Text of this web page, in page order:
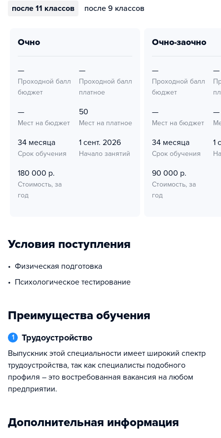
после 11 классов после 9 классов
очно
—
Проходной балл
бюджет
—
Проходной балл
платное
—
Мест на бюджет
50
Мест на платное
34 месяца
Срок обучения
1 сент. 2026
Начало занятий
180 000 р.
Стоимость, за
год
очно-заочно
—
Проходной балл
бюджет
—
—
Мест на бюджет
—
34 месяца
Срок обучения
1
90 000 р.
Стоимость, за
год
Условия поступления
физическая подготовка
психологическое тестирование
Преимущества обучения
1 Трудоустройство
Выпускник этой специальности имеет широкий спектр
трудоустройства, так как специалисты подобного
профиля – это востребованная вакансия на любом
предприятии.
Дополнительная информация